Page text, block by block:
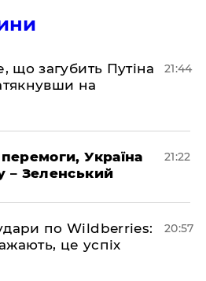
що загубить Путіна
на
21:44
Україна
– Зеленський
21:22
по Wildberries:
це успіх
20:57